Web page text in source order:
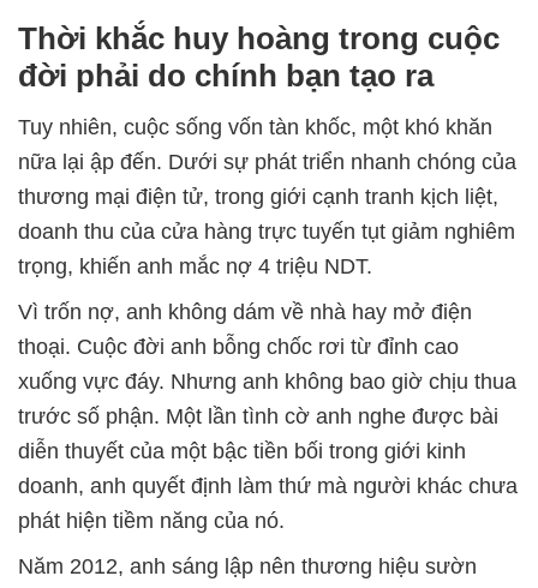
Thời khắc huy hoàng trong cuộc
đời phải do chính bạn tạo ra
Tuy nhiên, cuộc sống vốn tàn khốc, một khó khăn
nữa lại ập đến. Dưới sự phát triển nhanh chóng của
thương mại điện tử, trong giới cạnh tranh kịch liệt,
doanh thu của cửa hàng trực tuyến tụt giảm nghiêm
trọng, khiến anh mắc nợ 4 triệu NDT.
Vì trốn nợ, anh không dám về nhà hay mở điện
thoại. Cuộc đời anh bỗng chốc rơi từ đỉnh cao
xuống vực đáy. Nhưng anh không bao giờ chịu thua
trước số phận. Một lần tình cờ anh nghe được bài
diễn thuyết của một bậc tiền bối trong giới kinh
doanh, anh quyết định làm thứ mà người khác chưa
phát hiện tiềm năng của nó.
Năm 2012, anh sáng lập nên thương hiệu sườn